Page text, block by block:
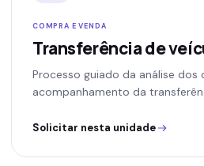
COMPRA E VENDA
Transferência de
Processo guiado da análise dos
acompanhamento da
Solicitar nesta unidade